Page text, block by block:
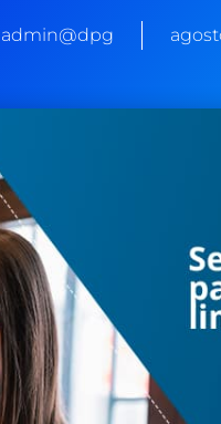
admin@dpg